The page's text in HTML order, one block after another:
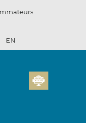
EN